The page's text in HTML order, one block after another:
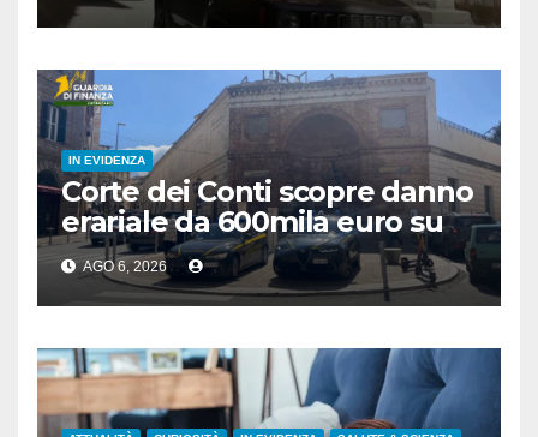
IN EVIDENZA
Corte dei Conti scopre danno
erariale da 600mila euro su
depuratori in Calabria
AGO 6, 2026